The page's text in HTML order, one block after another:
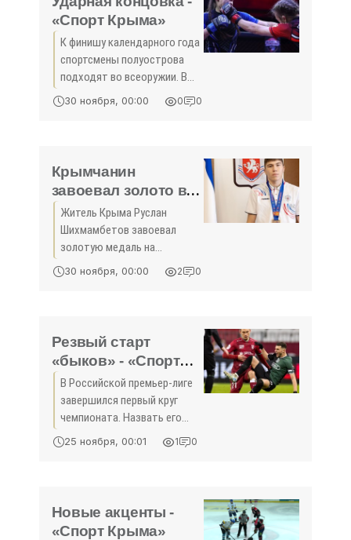
непосредственно
«Спорт Крыма»
К финишу календарного года
спортсмены полуострова
подходят во всеоружии. В
первую очередь это
касается мастеров
внутриреспубликанские
отборочные этапы, а
30 ноября, 00:00 0 0
Крымчанин
завоевал золото в
Первенстве мира по
боксу среди
юниоров - «Спорт
Крыма»
Житель Крыма Руслан
Шихмамбетов завоевал
золотую медаль на
Первенстве мира по боксу
среди юниоров, об этом
30 ноября, 00:00 2 0
Резвый старт
«быков» - «Спорт
Крыма»
В Российской премьер-лиге
завершился первый круг
чемпионата. Назвать его
предсказуемым с точки
зрения промежуточной
идти по дистанции
соревнований
25 ноября, 00:01 1 0
Новые акценты -
«Спорт Крыма»